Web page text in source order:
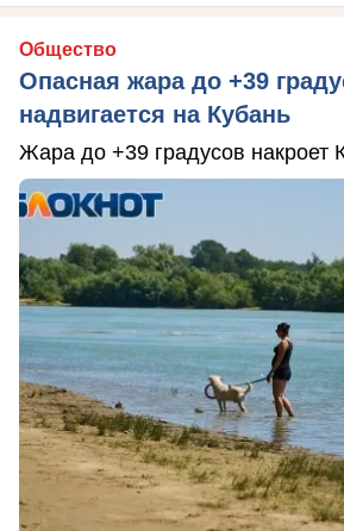
Общество
Опасная жара до +39
надвигается на Кубань
Жара до +39 градусов накроет